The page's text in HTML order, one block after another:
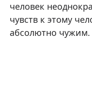
человек
чувств к этому
абсолютно чужим.